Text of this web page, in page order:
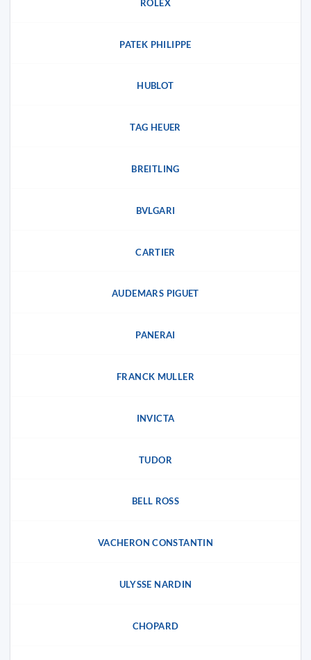
ROLEX
PATEK PHILIPPE
HUBLOT
TAG HEUER
BREITLING
BVLGARI
CARTIER
AUDEMARS PIGUET
PANERAI
FRANCK MULLER
INVICTA
TUDOR
BELL ROSS
VACHERON CONSTANTIN
ULYSSE NARDIN
CHOPARD